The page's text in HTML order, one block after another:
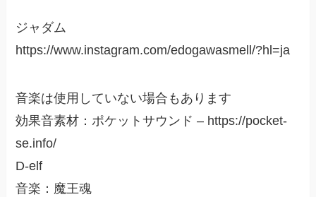
ジャダム
https://www.instagram.com/edogawasmell/?hl=ja
音楽は使用していない場合もあります
効果音素材：ポケットサウンド – https://pocket-
se.info/
D-elf
音楽：魔王魂